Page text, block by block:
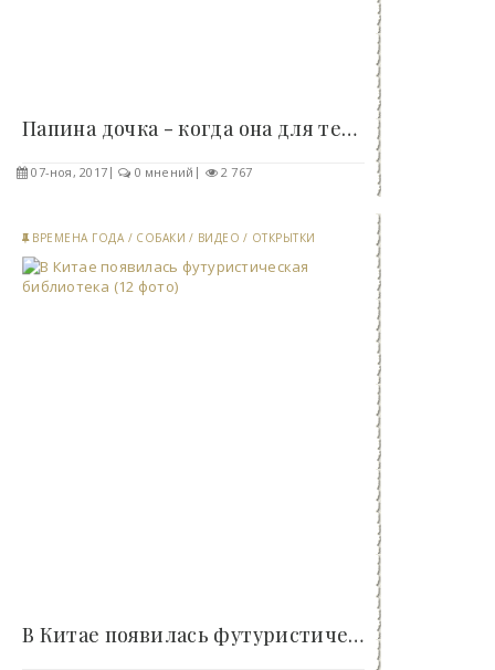
Папина дочка - когда она для тебя весь мир (20..
07-ноя, 2017 0 мнений 2 767
ВРЕМЕНА ГОДА / СОБАКИ / ВИДЕО / ОТКРЫТКИ
В Китае появилась футуристическая библиотека (12..